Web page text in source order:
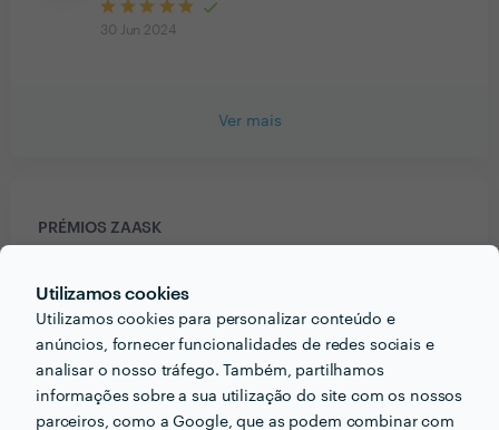
Utilizamos cookies
Utilizamos cookies para personalizar conteúdo e
anúncios, fornecer funcionalidades de redes sociais e
analisar o nosso tráfego. Também, partilhamos
informações sobre a sua utilização do site com os nossos
parceiros, como a Google, que as podem combinar com
30 Jun 2024
Ver mais
PRÉMIOS ZAASK
1 vez Profissional de Excelência
🎉 Este/a profissional conseguiu a maior
designação da Zaask em 2024.